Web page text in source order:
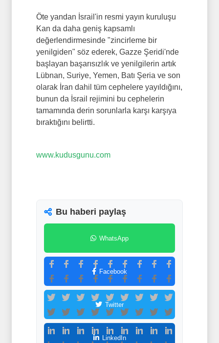
Öte yandan İsrail'in resmi yayın kuruluşu
Kan da daha geniş kapsamlı
değerlendirmesinde "zincirleme bir
yenilgiden" söz ederek, Gazze Şeridi'nde
başlayan başarısızlık ve yenilgilerin artık
Lübnan, Suriye, Yemen, Batı Şeria ve son
olarak İran dahil tüm cephelere yayıldığını,
bunun da İsrail rejimini bu cephelerin
tamamında derin sorunlarla karşı karşıya
bıraktığını belirtti.
www.kudusgunu.com
Bu haberi paylaş
WhatsApp
Facebook
Twitter
LinkedIn